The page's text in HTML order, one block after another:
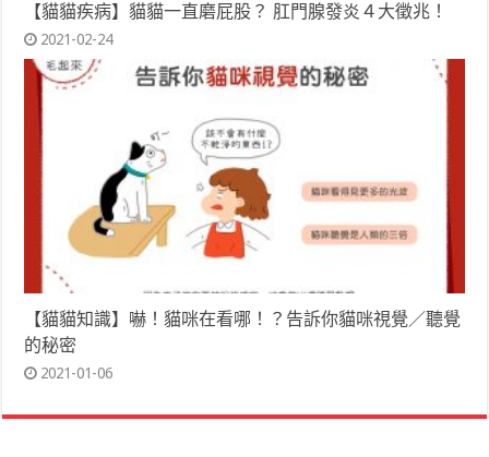
【貓貓疾病】貓貓一直磨屁股？ 肛門腺發炎４大徵兆！
2021-02-24
【貓貓知識】嚇！貓咪在看哪！？告訴你貓咪視覺／聽覺
的秘密
2021-01-06